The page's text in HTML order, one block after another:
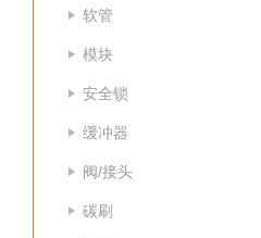
软管
模块
安全锁
缓冲器
阀/接头
碳刷